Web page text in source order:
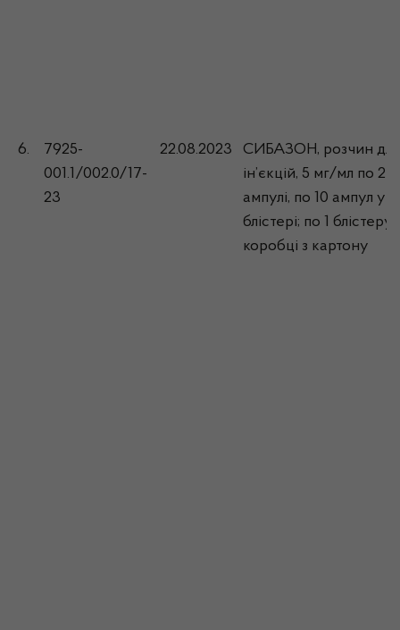
6.
7925-
001.1/002.0/17-
23
22.08.2023
СИБАЗОН, розчин для
ін’єкцій, 5 мг/мл по 2
ампулі, по 10 ампул у
блістері; по 1 блістеру
коробці з картону